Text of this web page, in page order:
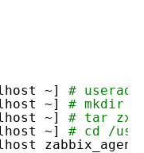
~]
#
~]
# mkdir /
~]
# tar
~]
# cd /